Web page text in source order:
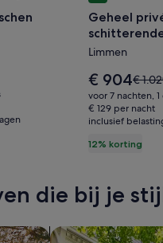
Geheel
privé
houten
chalet
vlakbij
natuur/
steden
strand.
Geheel
strand.
Limmen
12% korting
De
prijs
is
€ 904
€ 904De
prijs
was
€
meer
het
€
voor 7 nachten,
€ 129 per nacht
inclusief
die bij je
Zoeken naar flats/